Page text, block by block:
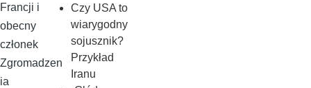
Francji i
obecny
członek
Zgromadzen
ia
Czy USA to
wiarygodny
sojusznik?
Przykład
Iranu